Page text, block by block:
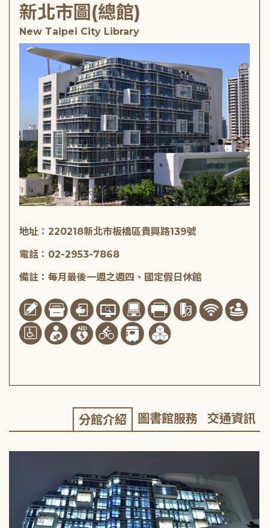
新北市圖(總館)
New Taipei City Library
地址：220218新北市板橋區貴興路139號
電話：02-2953-7868
備註：每月最後一週之週四、國定假日休館
分館介紹 圖書館服務 交通資訊